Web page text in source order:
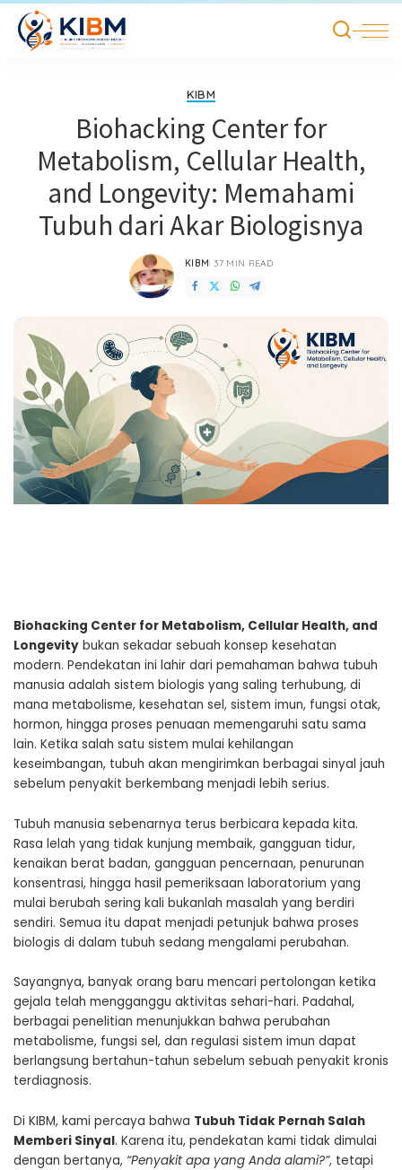
KIBM
Biohacking Center for
Metabolism, Cellular Health,
and Longevity: Memahami
Tubuh dari Akar Biologisnya
POSTED
BY
KIBM 37 MIN READ
Biohacking Center for Metabolism, Cellular Health, and
Longevity bukan sekadar sebuah konsep kesehatan
modern. Pendekatan ini lahir dari pemahaman bahwa tubuh
manusia adalah sistem biologis yang saling terhubung, di
mana metabolisme, kesehatan sel, sistem imun, fungsi otak,
hormon, hingga proses penuaan memengaruhi satu sama
lain. Ketika salah satu sistem mulai kehilangan
keseimbangan, tubuh akan mengirimkan berbagai sinyal jauh
sebelum penyakit berkembang menjadi lebih serius.
Tubuh manusia sebenarnya terus berbicara kepada kita.
Rasa lelah yang tidak kunjung membaik, gangguan tidur,
kenaikan berat badan, gangguan pencernaan, penurunan
konsentrasi, hingga hasil pemeriksaan laboratorium yang
mulai berubah sering kali bukanlah masalah yang berdiri
sendiri. Semua itu dapat menjadi petunjuk bahwa proses
biologis di dalam tubuh sedang mengalami perubahan.
Sayangnya, banyak orang baru mencari pertolongan ketika
gejala telah mengganggu aktivitas sehari-hari. Padahal,
berbagai penelitian menunjukkan bahwa perubahan
metabolisme, fungsi sel, dan regulasi sistem imun dapat
berlangsung bertahun-tahun sebelum sebuah penyakit kronis
terdiagnosis.
Di KIBM, kami percaya bahwa Tubuh Tidak Pernah Salah
Memberi Sinyal. Karena itu, pendekatan kami tidak dimulai
dengan bertanya, “Penyakit apa yang Anda alami?”, tetapi